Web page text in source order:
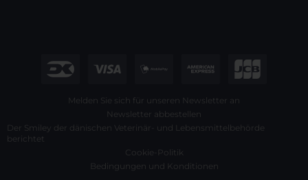
Melden Sie sich für unseren Newsletter an
Newsletter abbestellen
Der Smiley der dänischen Veterinär- und Lebensmittelbehörde
berichtet
Cookie-Politik
Bedingungen und Konditionen